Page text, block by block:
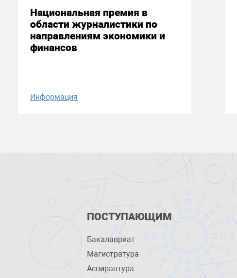
Национальная премия в
области журналистики по
направлениям экономики и
финансов
Информация
ПОСТУПАЮЩИМ
Бакалавриат
Магистратура
Аспирантура